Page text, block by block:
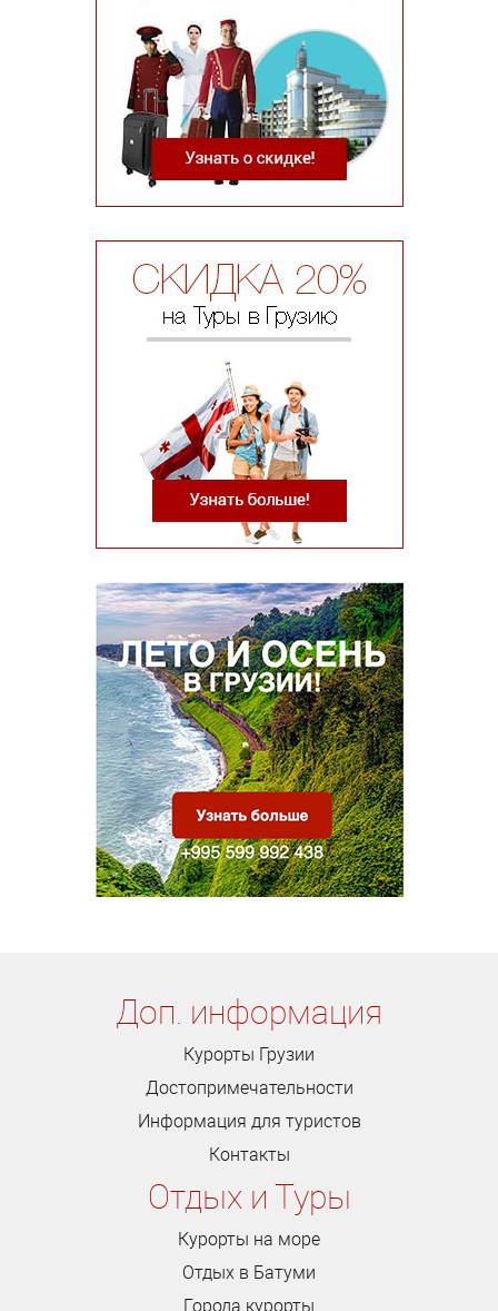
Доп. информация
Курорты Грузии
Достопримечательности
Информация для туристов
Контакты
Отдых и Туры
Курорты на море
Отдых в Батуми
Города курорты